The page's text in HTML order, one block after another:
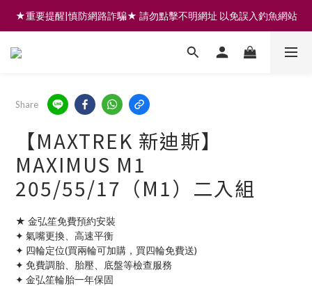
註冊會員享200元購物金 | 全館滿999免運 | 可門市取貨/安裝
★重要提醒|慎防網路詐騙★ 請勿點擊不明網址 以免誤入釣魚網站
註冊會員享200元購物金 | 全館滿999免運 | 可門市取貨/安裝
Share
【MAXTREK 新迪斯】
MAXIMUS M1
205/55/17（M1）二入組
★ 金弘笙免費預約安裝
✦ 氣嘴更換、高速平衡
✦ 四輪定位(買兩輪可加購，買四輪免費送)
✦ 免費調胎、胎壓、底盤等檢查服務
✦ 金弘笙輪胎一年保固